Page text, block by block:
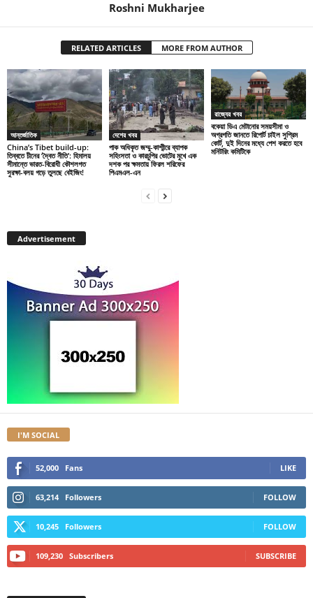
Roshni Mukharjee
RELATED ARTICLES MORE FROM AUTHOR
আন্তর্জাতিক
China’s Tibet build-up:
তিব্বতে চীনের ‘দ্বৈত নীতি’: হিমালয়
সীমান্তে ভারত-বিরোধী কৌশলগত
সুরক্ষা-বলয় গড়ে তুলছে বেইজিং!
দেশের খবর
পাক অধিকৃত জম্মু-কাশ্মীরে ব্যাপক
সহিংসতা ও কারচুপির ভোটের মুখে এক
দশক পর ক্ষমতায় ফিরল শরিফের
পিএমএল-এন
রাজ্যের খবর
বকেয়া ডিএ মেটানোর সময়সীমা ও
অগ্রগতি জানতে রিপোর্ট চাইল সুপ্রিম
কোর্ট, দুই দিনের মধ্যে পেশ করতে হবে
মনিটরিং কমিটিকে
Advertisement
I'M SOCIAL
52,000 Fans LIKE
63,214 Followers FOLLOW
10,245 Followers FOLLOW
109,230 Subscribers SUBSCRIBE